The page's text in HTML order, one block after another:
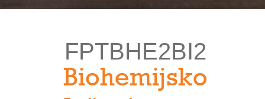
FPTBHE2BI2
Biohemijsko